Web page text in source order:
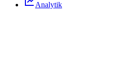
Analytik